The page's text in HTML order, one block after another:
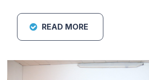
READ MORE